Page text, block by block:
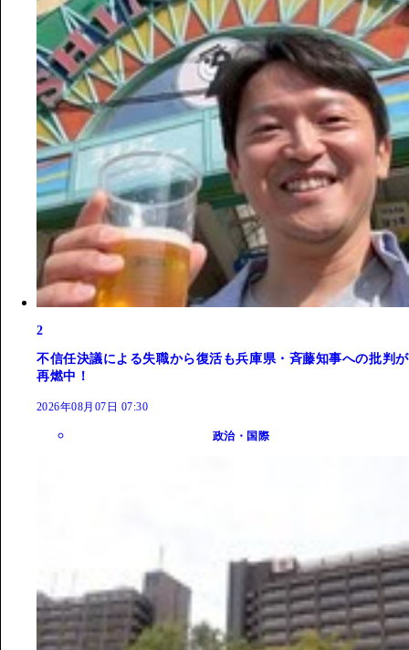
2
不信任決議による失職から復活も兵庫県・斉藤知事への批判が
再燃中！
2026年08月07日 07:30
政治・国際